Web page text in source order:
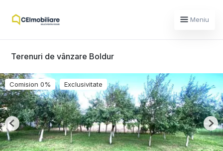
Meniu
Terenuri de vânzare Boldur
Comision 0% Exclusivitate
Previous